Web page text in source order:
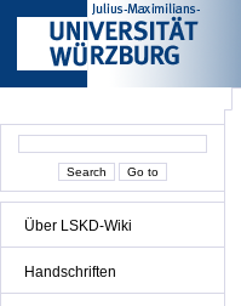
Über LSKD-Wiki
Handschriften